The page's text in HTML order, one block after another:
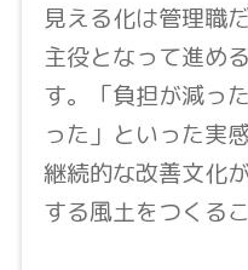
見える化は管理職
主役となって進め
す。「負担が減っ
った」といった実
継続的な改善文化
する風土をつくる